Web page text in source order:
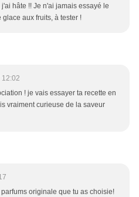
hâte !! Je n'ai jamais essayé le
aux fruits, à tester !
! je vais essayer ta recette en
vraiment curieuse de la saveur
originale que tu as choisie!